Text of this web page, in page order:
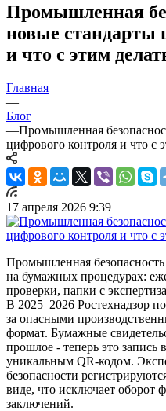
Промышленная
новые стандарты
и что с этим
Главная
—
Блог
—Промышленная
цифрового контроля и что с
17 апреля 2026 9:39
Промышленная
на бумажных процедурах:
проверки, папки с
В 2025–2026 Ростехнадзор
за опасными
формат. Бумажные
прошлое - теперь это запись
уникальным QR-кодом.
безопасности
виде, что исключает оборот
заключений.